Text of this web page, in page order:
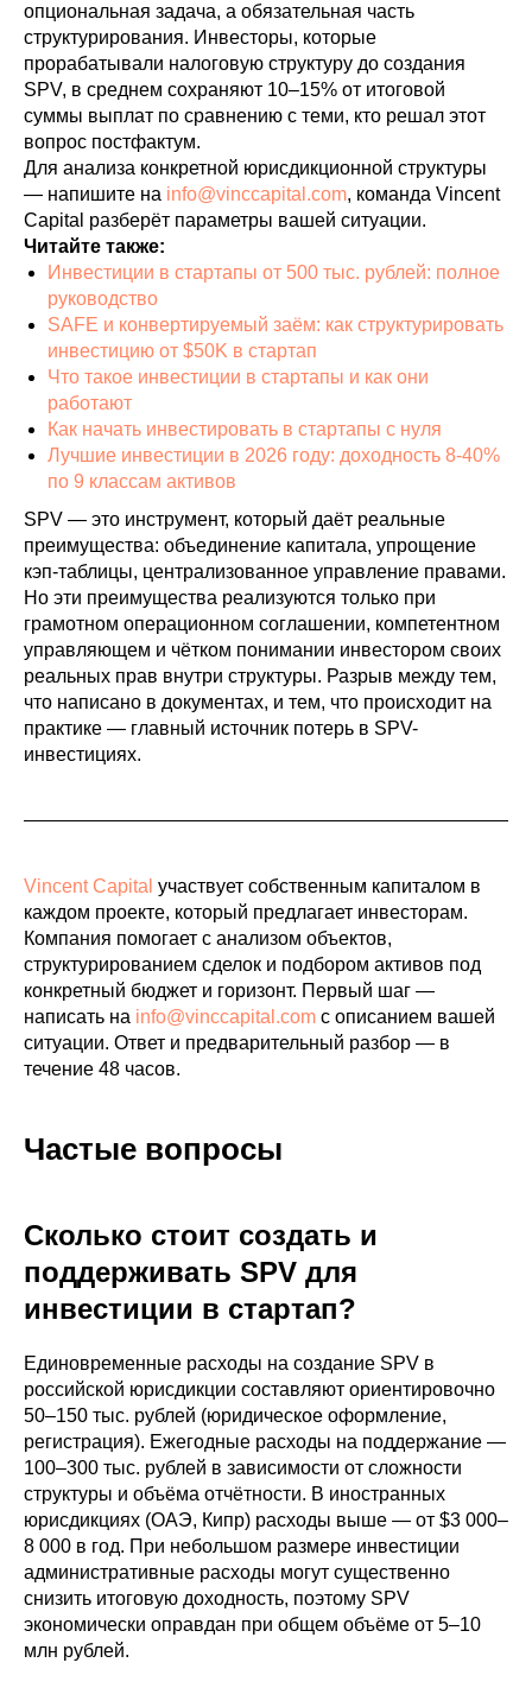
опциональная задача, а обязательная часть
структурирования. Инвесторы, которые
прорабатывали налоговую структуру до создания
SPV, в среднем сохраняют 10–15% от итоговой
суммы выплат по сравнению с теми, кто решал этот
вопрос постфактум.
Для анализа конкретной юрисдикционной структуры
— напишите на info@vinccapital.com, команда Vincent
Capital разберёт параметры вашей ситуации.
Читайте также:
Инвестиции в стартапы от 500 тыс. рублей: полное
руководство
SAFE и конвертируемый заём: как структурировать
инвестицию от $50K в стартап
Что такое инвестиции в стартапы и как они
работают
Как начать инвестировать в стартапы с нуля
Лучшие инвестиции в 2026 году: доходность 8-40%
по 9 классам активов
SPV — это инструмент, который даёт реальные
преимущества: объединение капитала, упрощение
кэп-таблицы, централизованное управление правами.
Но эти преимущества реализуются только при
грамотном операционном соглашении, компетентном
управляющем и чётком понимании инвестором своих
реальных прав внутри структуры. Разрыв между тем,
что написано в документах, и тем, что происходит на
практике — главный источник потерь в SPV-
инвестициях.
Vincent Capital участвует собственным капиталом в
каждом проекте, который предлагает инвесторам.
Компания помогает с анализом объектов,
структурированием сделок и подбором активов под
конкретный бюджет и горизонт. Первый шаг —
написать на info@vinccapital.com с описанием вашей
ситуации. Ответ и предварительный разбор — в
течение 48 часов.
Частые вопросы
Сколько стоит создать и
поддерживать SPV для
инвестиции в стартап?
Единовременные расходы на создание SPV в
российской юрисдикции составляют ориентировочно
50–150 тыс. рублей (юридическое оформление,
регистрация). Ежегодные расходы на поддержание —
100–300 тыс. рублей в зависимости от сложности
структуры и объёма отчётности. В иностранных
юрисдикциях (ОАЭ, Кипр) расходы выше — от $3 000–
8 000 в год. При небольшом размере инвестиции
административные расходы могут существенно
снизить итоговую доходность, поэтому SPV
экономически оправдан при общем объёме от 5–10
млн рублей.